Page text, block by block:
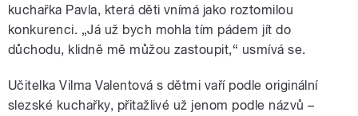
kuchařka Pavla, která děti vnímá jako roztomilou
konkurenci. „Já už bych mohla tím pádem jít do
důchodu, klidně mě můžou zastoupit,“ usmívá se.
Učitelka Vilma Valentová s dětmi vaří podle originální
slezské kuchařky, přitažlivé už jenom podle názvů –